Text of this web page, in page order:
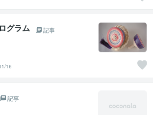
グラム
記事
16
記事